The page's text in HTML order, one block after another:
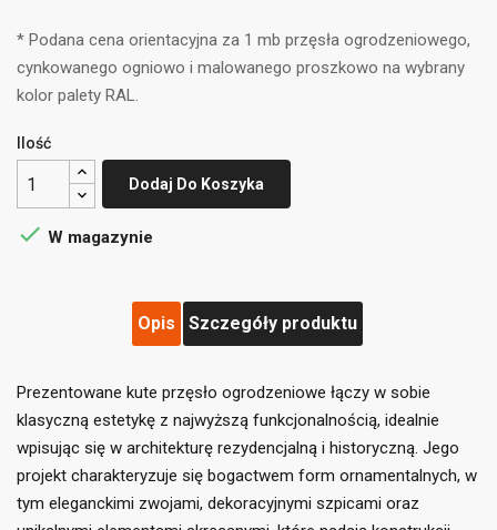
* Podana cena orientacyjna za 1 mb przęsła ogrodzeniowego,
cynkowanego ogniowo i malowanego proszkowo na wybrany
kolor palety RAL.
Ilość
Dodaj Do Koszyka
 W magazynie
Opis Szczegóły produktu
Prezentowane kute przęsło ogrodzeniowe łączy w sobie
klasyczną estetykę z najwyższą funkcjonalnością, idealnie
wpisując się w architekturę rezydencjalną i historyczną. Jego
projekt charakteryzuje się bogactwem form ornamentalnych, w
tym eleganckimi zwojami, dekoracyjnymi szpicami oraz